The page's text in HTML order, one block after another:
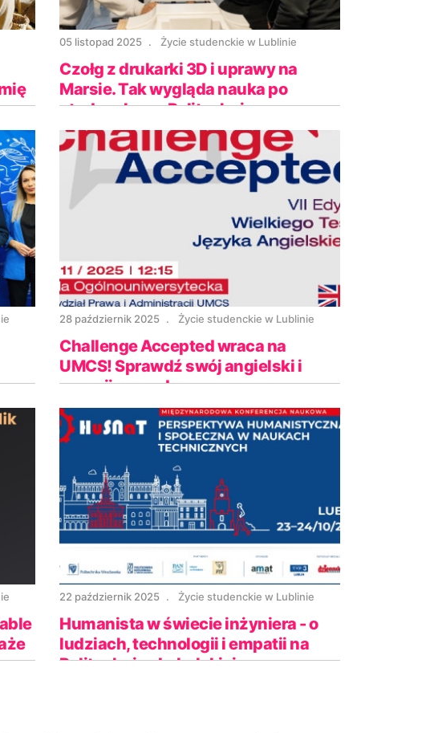
05 listopad 2025 Życie studenckie w Lublinie
Czołg z drukarki 3D i uprawy na
Marsie. Tak wygląda nauka po
studencku na Politechnice
Lubelskiej
28 październik 2025 Życie studenckie w Lublinie
Challenge Accepted wraca na
UMCS! Sprawdź swój angielski i
zgarnij nagrody
22 październik 2025 Życie studenckie w Lublinie
Humanista w świecie inżyniera - o
ludziach, technologii i empatii na
Politechnice Lubelskiej